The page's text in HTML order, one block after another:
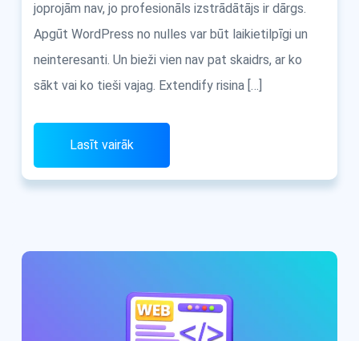
joprojām nav, jo profesionāls izstrādātājs ir dārgs.
Apgūt WordPress no nulles var būt laikietilpīgi un
neinteresanti. Un bieži vien nav pat skaidrs, ar ko
sākt vai ko tieši vajag. Extendify risina […]
Lasīt vairāk